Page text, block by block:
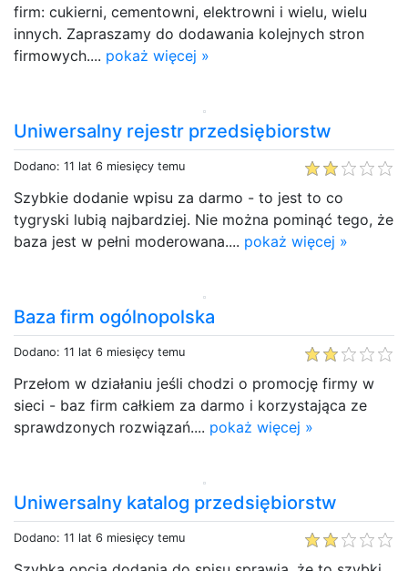
firm: cukierni, cementowni, elektrowni i wielu, wielu
innych. Zapraszamy do dodawania kolejnych stron
firmowych.... pokaż więcej »
Uniwersalny rejestr przedsiębiorstw
Dodano: 11 lat 6 miesięcy temu
Szybkie dodanie wpisu za darmo - to jest to co
tygryski lubią najbardziej. Nie można pominąć tego, że
baza jest w pełni moderowana.... pokaż więcej »
Baza firm ogólnopolska
Dodano: 11 lat 6 miesięcy temu
Przełom w działaniu jeśli chodzi o promocję firmy w
sieci - baz firm całkiem za darmo i korzystająca ze
sprawdzonych rozwiązań.... pokaż więcej »
Uniwersalny katalog przedsiębiorstw
Dodano: 11 lat 6 miesięcy temu